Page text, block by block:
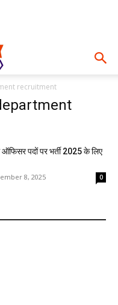
recruitment
पदों पर भर्ती 2025 के लिए
8, 2025 0